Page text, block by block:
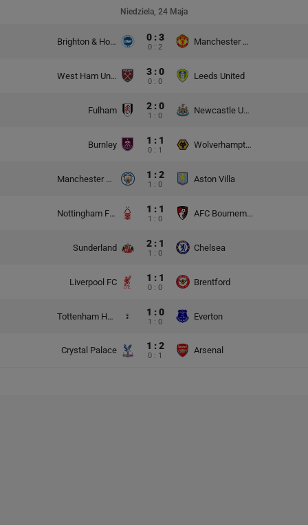
Niedziela, 24 Maja
Brighton & Hove Albion 0 : 3
0 : 2
Manchester United
West Ham United 3 : 0
0 : 0
Leeds United
Fulham 2 : 0
1 : 0
Newcastle United
Burnley 1 : 1
0 : 1
Wolverhampton Wanderers
Manchester City 1 : 2
1 : 0
Aston Villa
Nottingham Forest 1 : 1
1 : 0
AFC Bournemouth
Sunderland 2 : 1
1 : 0
Chelsea
Liverpool FC 1 : 1
0 : 0
Brentford
Tottenham Hotspur 1 : 0
1 : 0
Everton
Crystal Palace 1 : 2
0 : 1
Arsenal